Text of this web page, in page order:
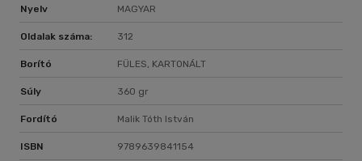
Nyelv MAGYAR
Oldalak száma: 312
Borító FÜLES, KARTONÁLT
Súly 360 gr
Fordító Malik Tóth István
ISBN 9789639841154